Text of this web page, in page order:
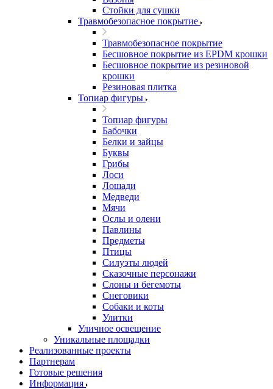
Стойки для сушки
Травмобезопасное покрытие
Травмобезопасное покрытие
Бесшовное покрытие из EPDM крошки
Бесшовное покрытие из резиновой
крошки
Резиновая плитка
Топиар фигуры
Топиар фигуры
Бабочки
Белки и зайцы
Буквы
Грибы
Лоси
Лошади
Медведи
Мячи
Ослы и олени
Павлины
Предметы
Птицы
Силуэты людей
Сказочные персонажи
Слоны и бегемоты
Снеговики
Собаки и коты
Улитки
Уличное освещение
Уникальные площадки
Реализованные проекты
Партнерам
Готовые решения
Информация